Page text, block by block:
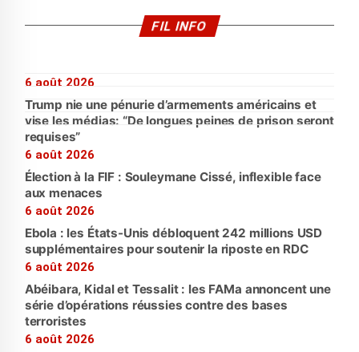
FIL INFO
6 août 2026
Trump nie une pénurie d’armements américains et
vise les médias: “De longues peines de prison seront
requises”
6 août 2026
Élection à la FIF : Souleymane Cissé, inflexible face
aux menaces
6 août 2026
Ebola : les États-Unis débloquent 242 millions USD
supplémentaires pour soutenir la riposte en RDC
6 août 2026
Abéibara, Kidal et Tessalit : les FAMa annoncent une
série d’opérations réussies contre des bases
terroristes
6 août 2026